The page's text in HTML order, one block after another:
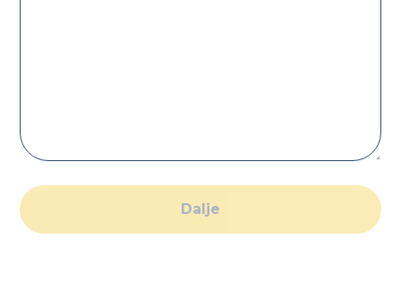
Dalje